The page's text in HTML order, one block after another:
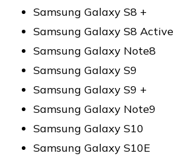
Samsung Galaxy S8 +
Samsung Galaxy S8 Active
Samsung Galaxy Note8
Samsung Galaxy S9
Samsung Galaxy S9 +
Samsung Galaxy Note9
Samsung Galaxy S10
Samsung Galaxy S10E